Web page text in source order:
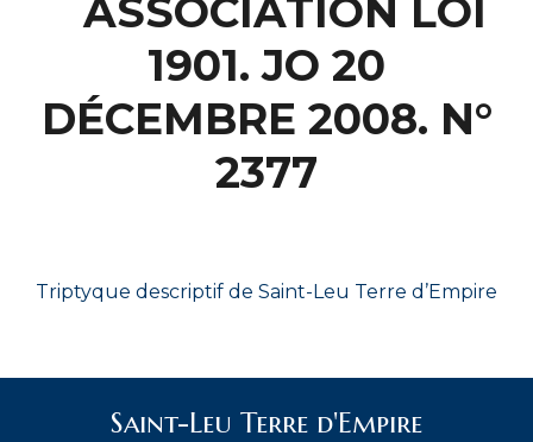
ASSOCIATION LOI
1901. JO 20
DÉCEMBRE 2008. N°
2377
Triptyque descriptif de Saint-Leu Terre d’Empire
Saint-Leu Terre d'Empire